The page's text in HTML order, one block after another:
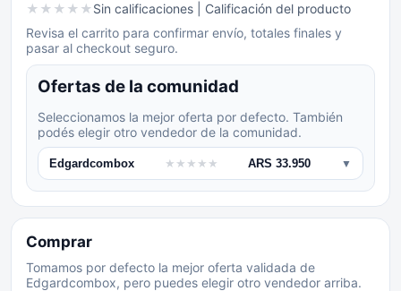
★ ★ ★ ★ ★Sin calificaciones | Calificación del producto
Revisa el carrito para confirmar envío, totales finales y
pasar al checkout seguro.
Ofertas de la comunidad
Seleccionamos la mejor oferta por defecto. También
podés elegir otro vendedor de la comunidad.
Edgardcombox ★ ★ ★ ★ ★ ARS 33.950 ▼
Comprar
Tomamos por defecto la mejor oferta validada de
Edgardcombox, pero puedes elegir otro vendedor arriba.